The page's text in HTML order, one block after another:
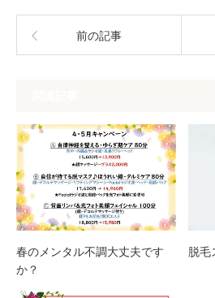
前の記事
春のメンタル不調大丈夫です
か？
脱毛